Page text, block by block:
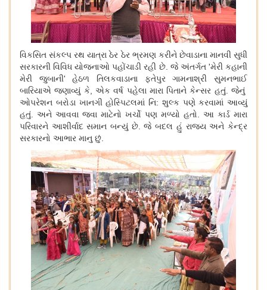
વિકસિત સંકલ્પ રથ યાત્રા ઠેર ઠેર ભ્રમણ કરીને છેવાડાના માનવી સુધી
સરકારની વિવિધ યોજનાઓ પહોંચાડી રહી છે. જે અંતર્ગત 'મેરી કહાની
મેરી જુબાની' હેઠળ તિલકવાડાના ફતેપુર ગામનાશ્રી સુમનભાઈ
બારિયાએ જણાવ્યું કે, એક વર્ષ પહેલા મારા પિતાને કેન્સર હતું. જેનું
ઓપરેશન બરોડા ખાનગી હોસ્પિટલમાં નિ: શુલ્ક પણે કરવામાં આવ્યું
હતું. અને આવવા જવા માટેનો ખર્ચો પણ મળ્યો હતો. આ કાર્ડ મારા
પરિવારને આશીર્વાદ સમાન બન્યું છે. જે બદલ હું રાજ્ય અને કેન્દ્ર
સરકારનો આભાર માનુ છું.